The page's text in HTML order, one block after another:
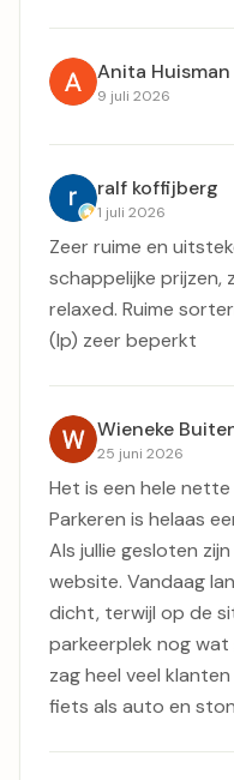
Anita Huisman
9 juli 2026
ralf koffijberg
1 juli 2026
Zeer ruime en
schappelijke prijzen,
relaxed. Ruime
(lp) zeer beperkt
Wieneke
25 juni 2026
Het is een hele
Parkeren is helaas
Als jullie gesloten
website. Vandaag
dicht, terwijl op de
parkeerplek nog
zag heel veel
fiets als auto en